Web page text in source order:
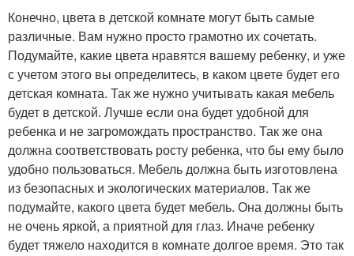
Конечно, цвета в детской комнате могут быть самые
различные. Вам нужно просто грамотно их сочетать.
Подумайте, какие цвета нравятся вашему ребенку, и уже
с учетом этого вы определитесь, в каком цвете будет его
детская комната. Так же нужно учитывать какая мебель
будет в детской. Лучше если она будет удобной для
ребенка и не загромождать пространство. Так же она
должна соответствовать росту ребенка, что бы ему было
удобно пользоваться. Мебель должна быть изготовлена
из безопасных и экологических материалов. Так же
подумайте, какого цвета будет мебель. Она должны быть
не очень яркой, а приятной для глаз. Иначе ребенку
будет тяжело находится в комнате долгое время. Это так